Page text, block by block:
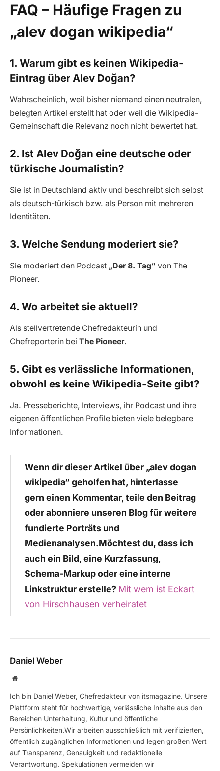
FAQ – Häufige Fragen zu
„alev dogan wikipedia“
1. Warum gibt es keinen Wikipedia-
Eintrag über Alev Doğan?
Wahrscheinlich, weil bisher niemand einen neutralen,
belegten Artikel erstellt hat oder weil die Wikipedia-
Gemeinschaft die Relevanz noch nicht bewertet hat.
2. Ist Alev Doğan eine deutsche oder
türkische Journalistin?
Sie ist in Deutschland aktiv und beschreibt sich selbst
als deutsch-türkisch bzw. als Person mit mehreren
Identitäten.
3. Welche Sendung moderiert sie?
Sie moderiert den Podcast „Der 8. Tag“ von The
Pioneer.
4. Wo arbeitet sie aktuell?
Als stellvertretende Chefredakteurin und
Chefreporterin bei The Pioneer.
5. Gibt es verlässliche Informationen,
obwohl es keine Wikipedia-Seite gibt?
Ja. Presseberichte, Interviews, ihr Podcast und ihre
eigenen öffentlichen Profile bieten viele belegbare
Informationen.
Wenn dir dieser Artikel über „alev dogan
wikipedia“ geholfen hat, hinterlasse
gern einen Kommentar, teile den Beitrag
oder abonniere unseren Blog für weitere
fundierte Porträts und
Medienanalysen.Möchtest du, dass ich
auch ein Bild, eine Kurzfassung,
Schema-Markup oder eine interne
Linkstruktur erstelle? Mit wem ist Eckart
von Hirschhausen verheiratet
Daniel Weber
Website
Ich bin Daniel Weber, Chefredakteur von itsmagazine. Unsere
Plattform steht für hochwertige, verlässliche Inhalte aus den
Bereichen Unterhaltung, Kultur und öffentliche
Persönlichkeiten.Wir arbeiten ausschließlich mit verifizierten,
öffentlich zugänglichen Informationen und legen großen Wert
auf Transparenz, Genauigkeit und redaktionelle
Verantwortung. Spekulationen vermeiden wir